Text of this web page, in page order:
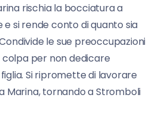
rischia la bocciatura a
si rende conto di quanto sia
le sue preoccupazioni
colpa per non dedicare
Si ripromette di lavorare
Marina, tornando a Stromboli